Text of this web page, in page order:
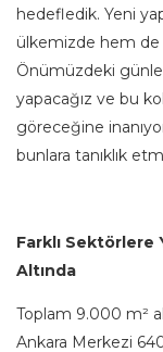
hedefledik. Yeni
ülkemizde hem de
Önümüzdeki
yapacağız ve bu
göreceğine
bunlara tanıklık
Farklı Sektörlere
Altında
Toplam 9.000 m²
Ankara Merkezi